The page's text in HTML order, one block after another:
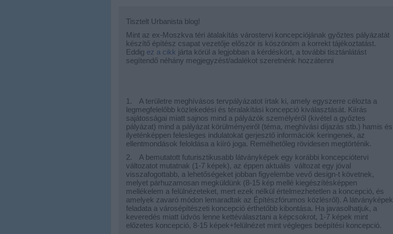
Tisztelt Urbanista blog!
Mint az ex-Moszkva téri átalakítás várostervi koncepciójának győztes pályázatát
készítő építész csapat vezetője először is köszönöm a korrekt tájékoztatást.
Eddig ez a cikk járta körül a legjobban a kérdéskört, a további tisztánlátást
segítendő néhány megjegyzést/adalékot szeretnénk hozzátenni
1.
A területre meghívásos tervpályázatot írtak ki, amely egyszerre célozta a
legmegfelelőbb közlekedési és téralakítási koncepció kiválasztását. Kiírás
sajátosságai miatt sajnos mind a pályázók személyéről (kivétel a győztes
pályázat) mind a pályázat körülményeiről (téma, meghívási díjazás stb.) hamis és
ilyeténképpen felesleges indulatokat gerjesztő információk keringenek, az
ellentmondások feloldása a kiíró joga. Remélhetőleg rövidesen megtörténik.
2.
A bemutatott futurisztikusabb látványképek egy korábbi koncepciótervi
változatot mutatnak (1-7 képek), az éppen aktuális változat egy jóval
visszafogottabb, a lehetőségeket jobban figyelembe vevő design-t követnek,
melyet párhuzamosan megküldünk (8-15 kép mellé kiegészítésképpen
mellékelem a felülnézeteket, mert ezek nélkül értelmezhetetlen a koncepció, és
amelyek zavaró módon lemaradtak az Építészfórumos közlésről). A látványképek
feladata a városépítészeti koncepció érthetőbb kibontása. Ha javasolhatjuk, a
keveredés miatt üdvös lenne kettéválasztani a képcsokrot, 1-7 képek mint
előzetes koncepció, 8-15 képek+felülnézet mint végleges beépítési koncepció.